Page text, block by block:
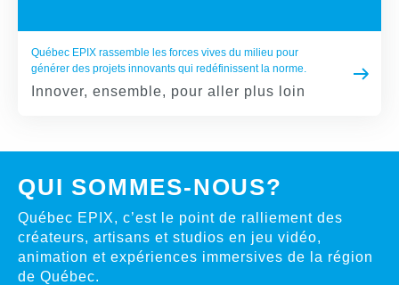
Québec EPIX rassemble les forces vives du milieu pour
générer des projets innovants qui redéfinissent la norme.
Innover, ensemble, pour aller plus loin
QUI SOMMES-NOUS?
Québec EPIX, c’est le point de ralliement des
créateurs, artisans et studios en jeu vidéo,
animation et expériences immersives de la région
de Québec.